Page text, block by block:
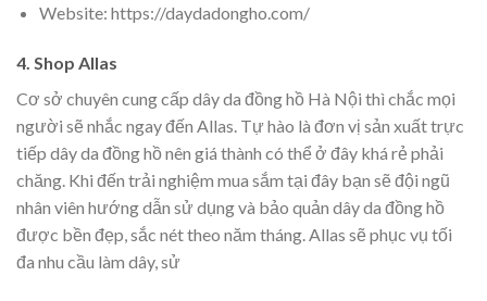
Website: https://daydadongho.com/
4. Shop Allas
Cơ sở chuyên cung cấp dây da đồng hồ Hà Nội thì chắc mọi
người sẽ nhắc ngay đến Allas. Tự hào là đơn vị sản xuất trực
tiếp dây da đồng hồ nên giá thành có thể ở đây khá rẻ phải
chăng. Khi đến trải nghiệm mua sắm tại đây bạn sẽ đội ngũ
nhân viên hướng dẫn sử dụng và bảo quản dây da đồng hồ
được bền đẹp, sắc nét theo năm tháng. Allas sẽ phục vụ tối
đa nhu cầu làm dây, sử